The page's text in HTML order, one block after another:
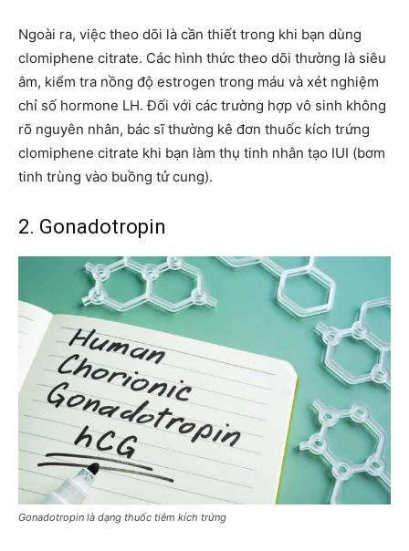
Ngoài ra, việc theo dõi là cần thiết trong khi bạn dùng
clomiphene citrate. Các hình thức theo dõi thường là siêu
âm, kiểm tra nồng độ estrogen trong máu và xét nghiệm
chỉ số hormone LH. Đối với các trường hợp vô sinh không
rõ nguyên nhân, bác sĩ thường kê đơn thuốc kích trứng
clomiphene citrate khi bạn làm thụ tinh nhân tạo IUI (bơm
tinh trùng vào buồng tử cung).
2. Gonadotropin
Gonadotropin là dạng thuốc tiêm kích trứng